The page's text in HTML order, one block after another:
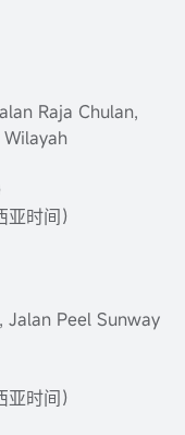
Raja Chulan,
时间）
Jalan Peel Sunway
时间）